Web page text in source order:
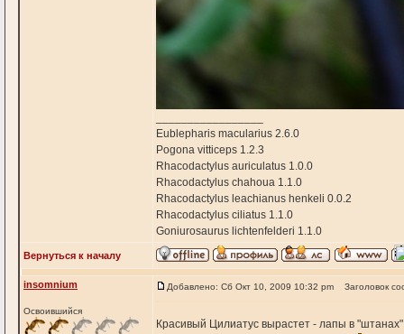
Eublepharis macularius 2.6.0
Pogona vitticeps 1.2.3
Rhacodactylus auriculatus 1.0.0
Rhacodactylus chahoua 1.1.0
Rhacodactylus leachianus henkeli 0.0.2
Rhacodactylus ciliatus 1.1.0
Goniurosaurus lichtenfelderi 1.1.0
Вернуться к началу
insomnium
Освоившийся
Добавлено: Сб Окт 10, 2009 10:32 pm Заголовок
Красивый Цилиатус вырастет - лапы в